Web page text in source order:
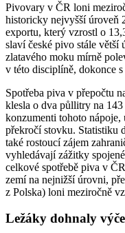
Pivovary v ČR loni
historicky nejvyšší úroveň
exportu, který vzrostl o
slaví české pivo stále větší
zlatavého moku mírně
v této disciplíně, dokonce
Spotřeba piva v přepočtu
klesla o dva půllitry na
konzumenti tohoto nápoje,
překročí stovku. Statistiku
také rostoucí zájem
vyhledávají zážitky
celkové spotřebě piva v
zemí na nejnižší úrovni,
z Polska) loni meziročně
Ležáky dohnaly